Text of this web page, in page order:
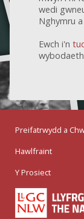
wedi
Nghymru
Ewch i'n
Preifatrwydd a
Hawlfraint
Y Prosiect